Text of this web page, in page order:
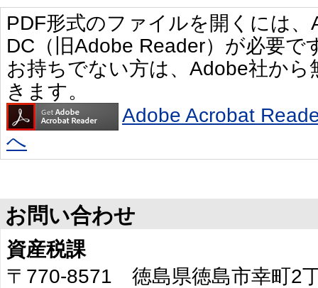
PDF形式のファイルを開くには
DC（旧Adobe Reader）が必要で
お持ちでない方は、Adobe社か
きます。
Adobe Acrobat
へ
お問い合わせ
資産税課
〒770-8571 徳島県徳島市幸町2